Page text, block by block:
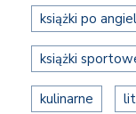
książki po
książki
kulinarne